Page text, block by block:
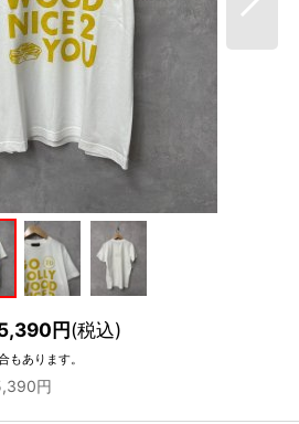
円(税込)
もあります。
円